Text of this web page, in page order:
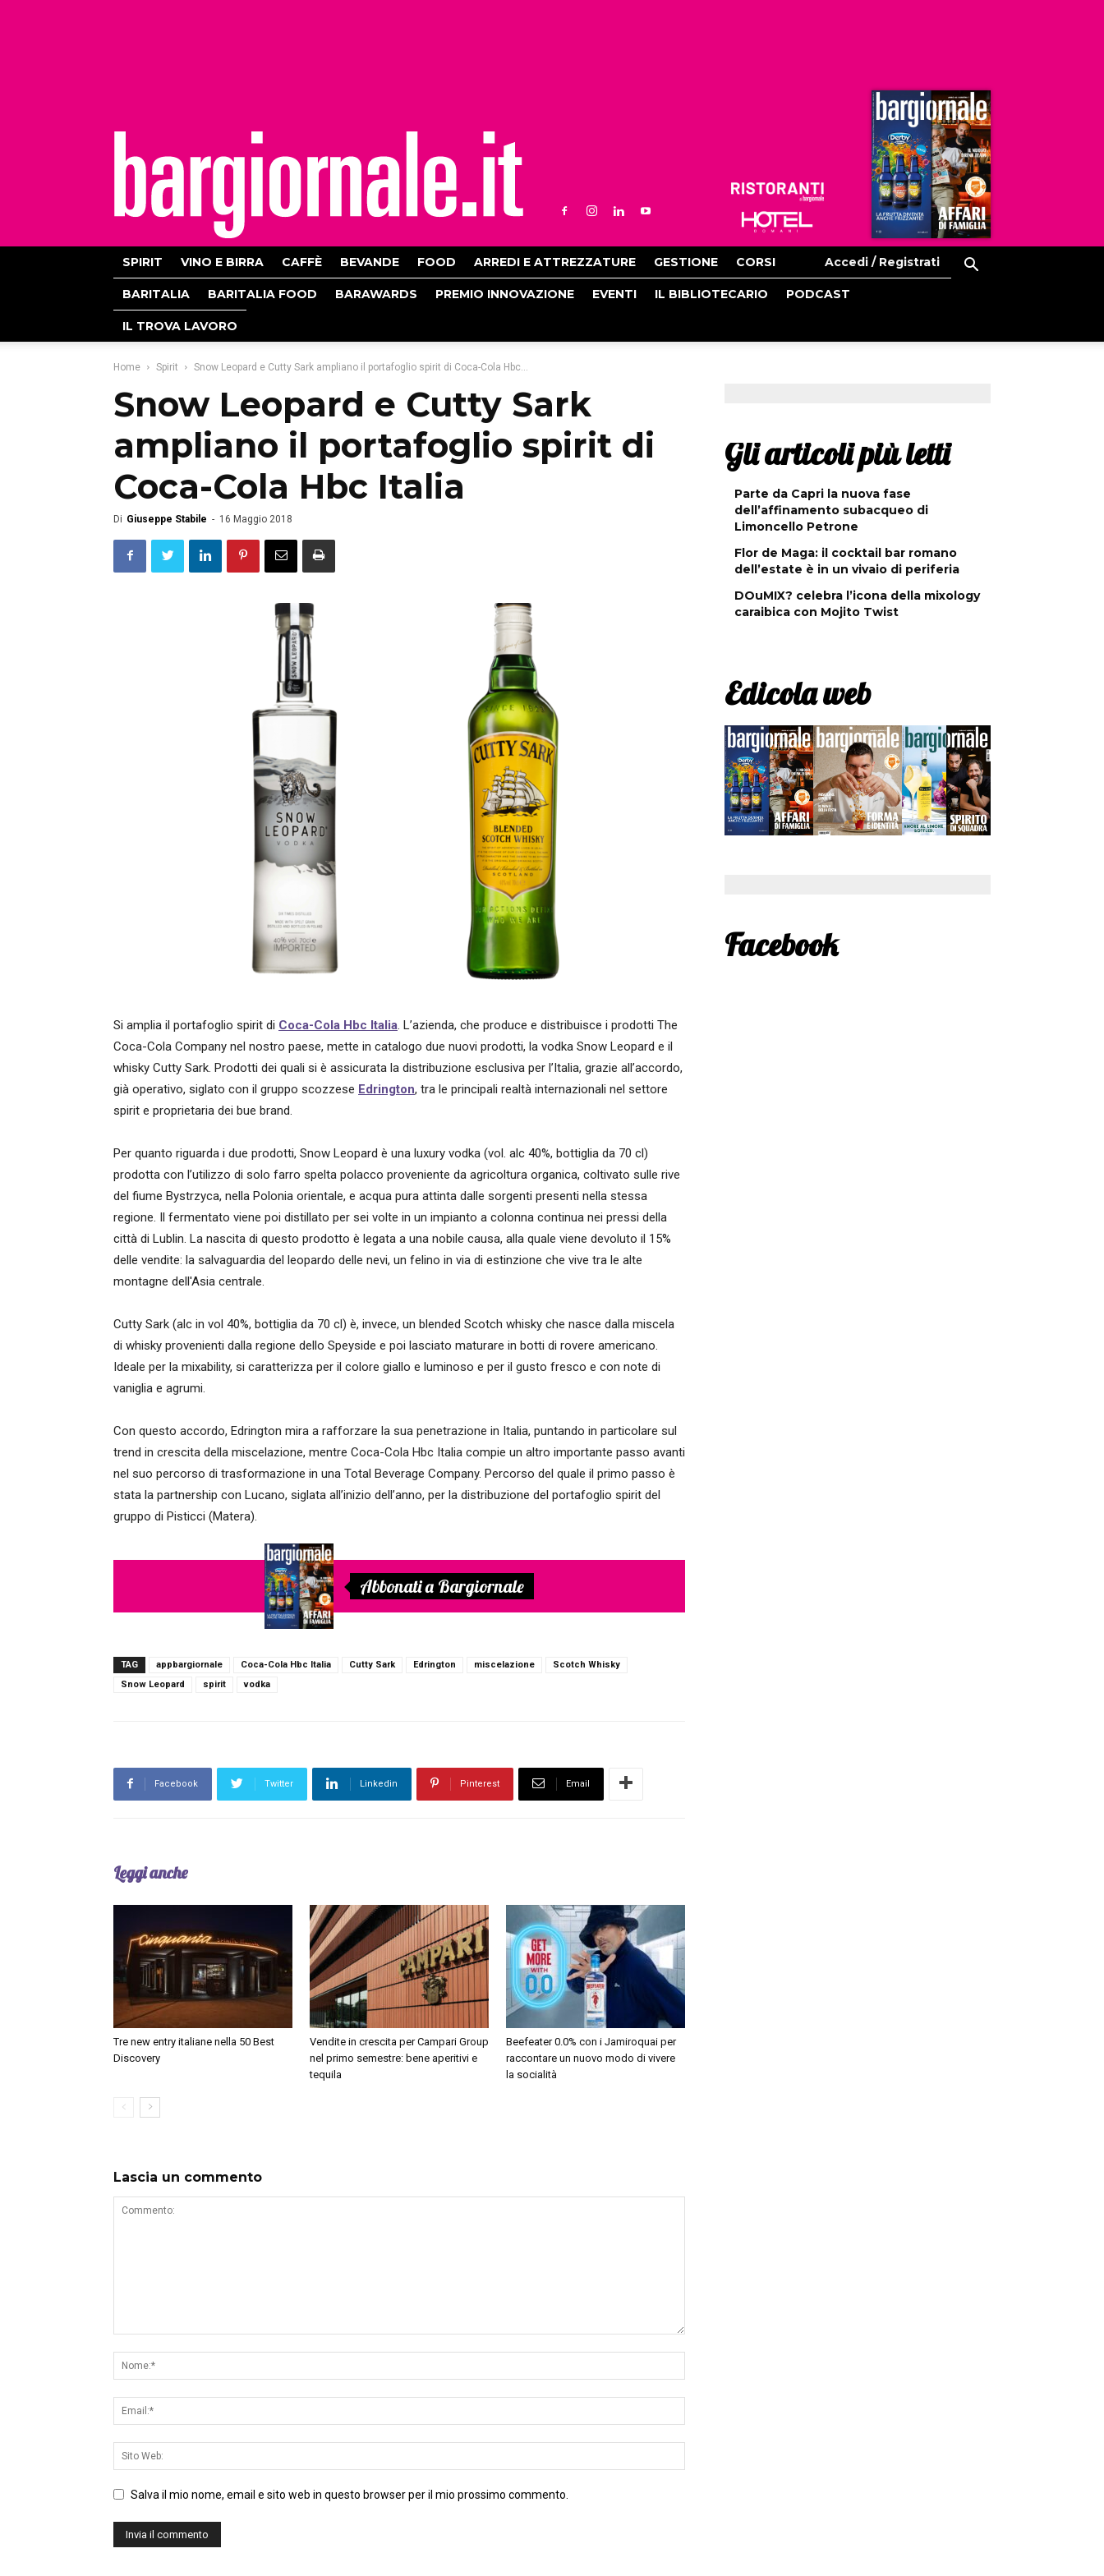
Ristoranti
Hoteldomani
SPIRIT VINO E BIRRA CAFFÈ BEVANDE FOOD ARREDI E ATTREZZATURE GESTIONE CORSI Accedi / Registrati
BARITALIA BARITALIA FOOD BARAWARDS PREMIO INNOVAZIONE EVENTI IL BIBLIOTECARIO PODCAST
IL TROVA LAVORO
Home Spirit Snow Leopard e Cutty Sark ampliano il portafoglio spirit di Coca-Cola Hbc...
Snow Leopard e Cutty Sark
ampliano il portafoglio spirit di
Coca-Cola Hbc Italia
Di Giuseppe Stabile - 16 Maggio 2018
Si amplia il portafoglio spirit di Coca-Cola Hbc Italia. L’azienda, che produce e distribuisce i prodotti The
Coca-Cola Company nel nostro paese, mette in catalogo due nuovi prodotti, la vodka Snow Leopard e il
whisky Cutty Sark. Prodotti dei quali si è assicurata la distribuzione esclusiva per l’Italia, grazie all’accordo,
già operativo, siglato con il gruppo scozzese Edrington, tra le principali realtà internazionali nel settore
spirit e proprietaria dei bue brand.
Per quanto riguarda i due prodotti, Snow Leopard è una luxury vodka (vol. alc 40%, bottiglia da 70 cl)
prodotta con l’utilizzo di solo farro spelta polacco proveniente da agricoltura organica, coltivato sulle rive
del fiume Bystrzyca, nella Polonia orientale, e acqua pura attinta dalle sorgenti presenti nella stessa
regione. Il fermentato viene poi distillato per sei volte in un impianto a colonna continua nei pressi della
città di Lublin. La nascita di questo prodotto è legata a una nobile causa, alla quale viene devoluto il 15%
delle vendite: la salvaguardia del leopardo delle nevi, un felino in via di estinzione che vive tra le alte
montagne dell'Asia centrale.
Cutty Sark (alc in vol 40%, bottiglia da 70 cl) è, invece, un blended Scotch whisky che nasce dalla miscela
di whisky provenienti dalla regione dello Speyside e poi lasciato maturare in botti di rovere americano.
Ideale per la mixability, si caratterizza per il colore giallo e luminoso e per il gusto fresco e con note di
vaniglia e agrumi.
Con questo accordo, Edrington mira a rafforzare la sua penetrazione in Italia, puntando in particolare sul
trend in crescita della miscelazione, mentre Coca-Cola Hbc Italia compie un altro importante passo avanti
nel suo percorso di trasformazione in una Total Beverage Company. Percorso del quale il primo passo è
stata la partnership con Lucano, siglata all’inizio dell’anno, per la distribuzione del portafoglio spirit del
gruppo di Pisticci (Matera).
Abbonati a Bargiornale
TAG appbargiornale Coca-Cola Hbc Italia Cutty Sark Edrington miscelazione
Scotch Whisky
Snow Leopard
spirit vodka
Facebook Twitter Linkedin Pinterest Email
Leggi anche
Tre new entry italiane nella 50 Best
Discovery
Vendite in crescita per Campari Group
nel primo semestre: bene aperitivi e
tequila
Beefeater 0.0% con i Jamiroquai per
raccontare un nuovo modo di vivere
la socialità
Lascia un commento
Salva il mio nome, email e sito web in questo browser per il mio prossimo commento.
Gli articoli più letti
Parte da Capri la nuova fase
dell’affinamento subacqueo di
Limoncello Petrone
Flor de Maga: il cocktail bar romano
dell’estate è in un vivaio di periferia
DOuMIX? celebra l’icona della mixology
caraibica con Mojito Twist
Edicola web
Facebook